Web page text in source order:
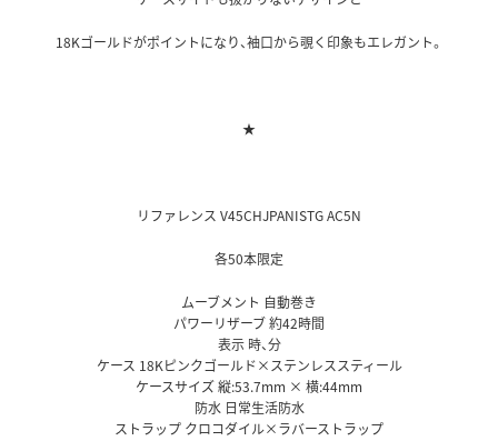
18Kゴールドがポイントになり、袖口から覗く印象もエレガント。
★
リファレンス V45CHJPANISTG AC5N
各50本限定
ムーブメント 自動巻き
パワーリザーブ 約42時間
表示 時、分
ケース 18Kピンクゴールド×ステンレススティール
ケースサイズ 縦:53.7mm × 横:44mm
防水 日常生活防水
ストラップ クロコダイル×ラバーストラップ